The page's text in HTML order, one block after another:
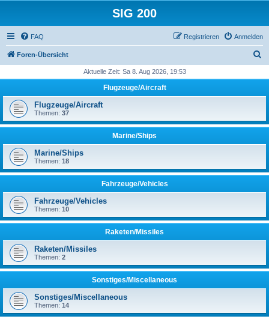
SIG 200
FAQ Anmelden
Registrieren
Foren-Übersicht
h
Aktuelle Zeit: Sa 8. Aug 2026, 19:53
Flugzeuge/Aircraft
Flugzeuge/Aircraft
Themen: 37
Marine/Ships
Marine/Ships
Themen: 18
Fahrzeuge/Vehicles
Fahrzeuge/Vehicles
Themen: 10
Raketen/Missiles
Raketen/Missiles
Themen: 2
Sonstiges/Miscellaneous
Sonstiges/Miscellaneous
Themen: 14